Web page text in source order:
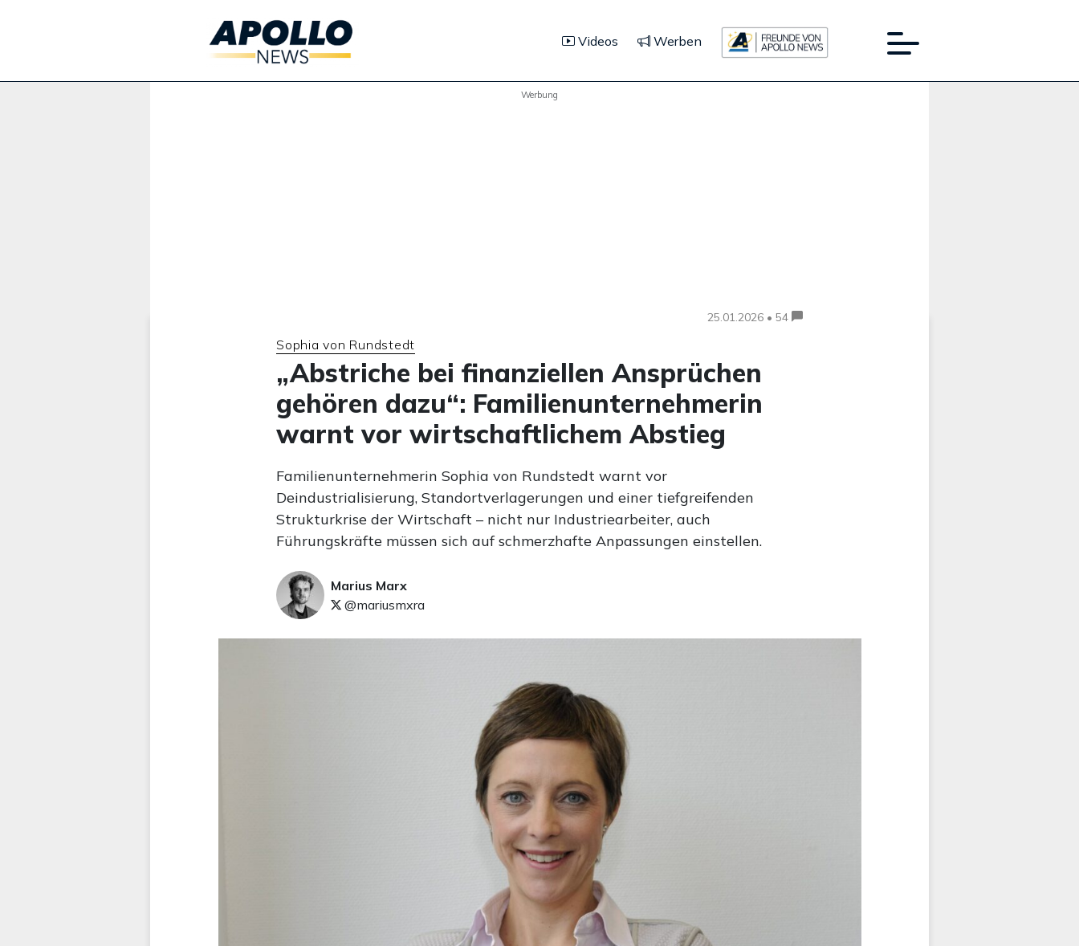
Videos Werben
Werbung
25.01.2026 • 54
Sophia von Rundstedt
„Abstriche bei finanziellen Ansprüchen
gehören dazu“: Familienunternehmerin
warnt vor wirtschaftlichem Abstieg
Familienunternehmerin Sophia von Rundstedt warnt vor
Deindustrialisierung, Standortverlagerungen und einer tiefgreifenden
Strukturkrise der Wirtschaft – nicht nur Industriearbeiter, auch
Führungskräfte müssen sich auf schmerzhafte Anpassungen einstellen.
Marius Marx
@mariusmxra